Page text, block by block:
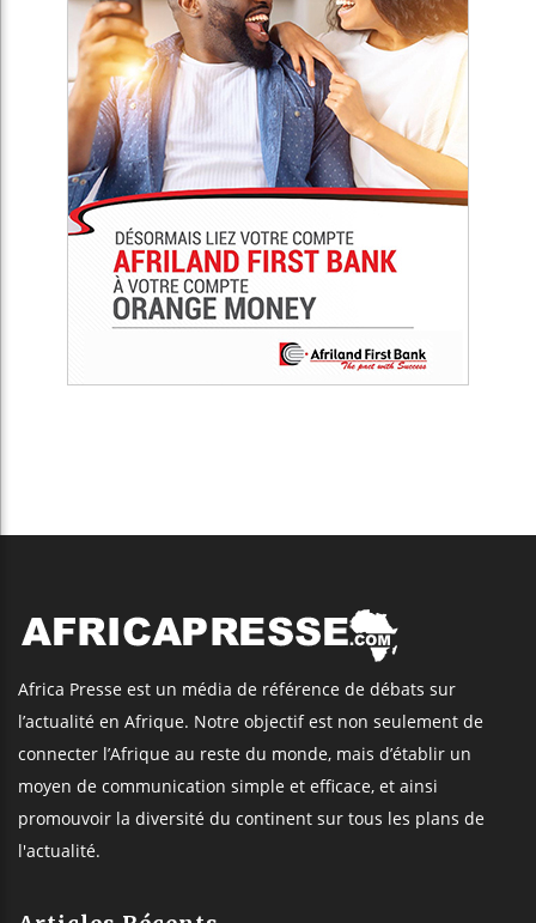
Africa Presse est un média de référence de débats sur
l’actualité en Afrique. Notre objectif est non seulement de
connecter l’Afrique au reste du monde, mais d’établir un
moyen de communication simple et efficace, et ainsi
promouvoir la diversité du continent sur tous les plans de
l'actualité.